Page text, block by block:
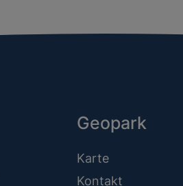
Geopark
Karte
Kontakt